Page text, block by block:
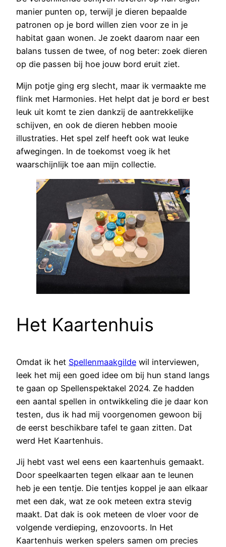
manier punten op, terwijl je dieren bepaalde
patronen op je bord willen zien voor ze in je
habitat gaan wonen. Je zoekt daarom naar een
balans tussen de twee, of nog beter: zoek dieren
op die passen bij hoe jouw bord eruit ziet.
Mijn potje ging erg slecht, maar ik vermaakte me
flink met Harmonies. Het helpt dat je bord er best
leuk uit komt te zien dankzij de aantrekkelijke
schijven, en ook de dieren hebben mooie
illustraties. Het spel zelf heeft ook wat leuke
afwegingen. In de toekomst voeg ik het
waarschijnlijk toe aan mijn collectie.
Het Kaartenhuis
Omdat ik het Spellenmaakgilde wil interviewen,
leek het mij een goed idee om bij hun stand langs
te gaan op Spellenspektakel 2024. Ze hadden
een aantal spellen in ontwikkeling die je daar kon
testen, dus ik had mij voorgenomen gewoon bij
de eerst beschikbare tafel te gaan zitten. Dat
werd Het Kaartenhuis.
Jij hebt vast wel eens een kaartenhuis gemaakt.
Door speelkaarten tegen elkaar aan te leunen
heb je een tentje. Die tentjes koppel je aan elkaar
met een dak, wat ze ook meteen extra stevig
maakt. Dat dak is ook meteen de vloer voor de
volgende verdieping, enzovoorts. In Het
Kaartenhuis werken spelers samen om precies